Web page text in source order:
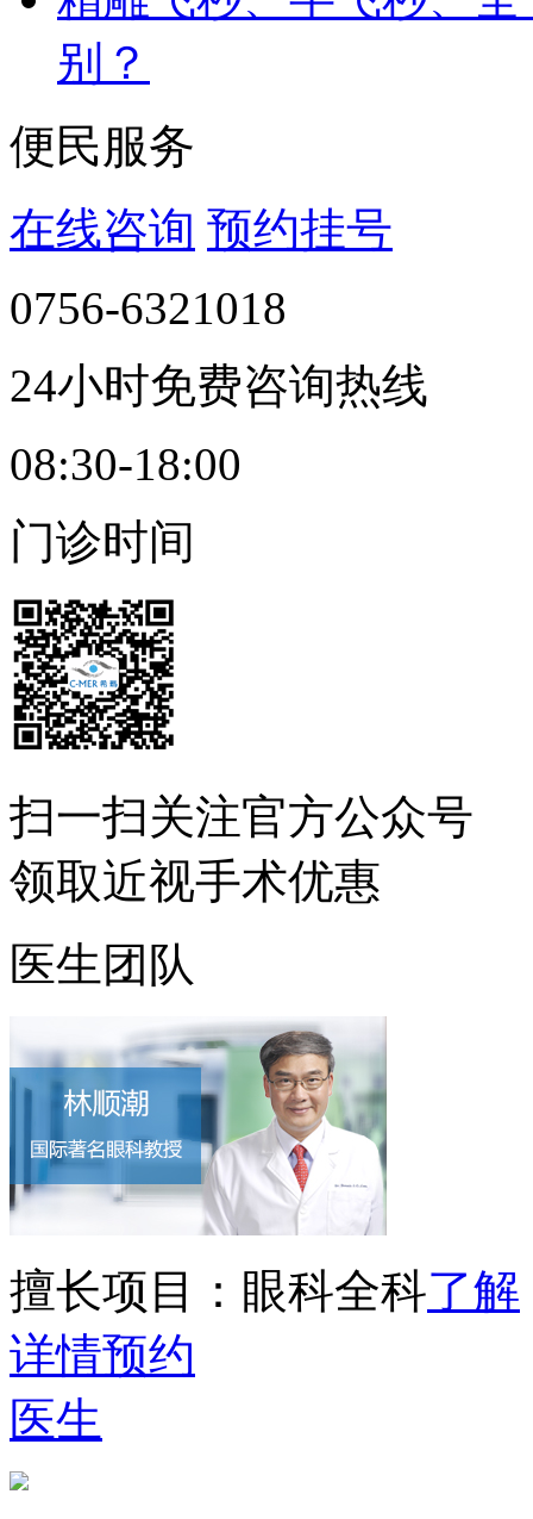
别？
便民服务
在线咨询 预约挂号
0756-6321018
24小时免费咨询热线
08:30-18:00
门诊时间
扫一扫关注官方公众号
领取近视手术优惠
医生团队
擅长项目： 眼科全科了解
详情预约
医生